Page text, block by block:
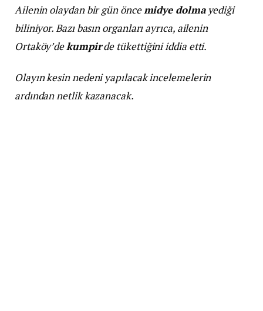
Ailenin olaydan bir gün öncemidye dolmayediği
biliniyor. Bazı basın organları ayrıca, ailenin
Ortaköy’dekumpirde tükettiğini iddia etti.
Olayın kesin nedeni yapılacak incelemelerin
ardından netlik kazanacak.